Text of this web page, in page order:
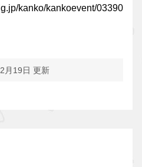
kanko/kankoevent/03390
月19日 更新